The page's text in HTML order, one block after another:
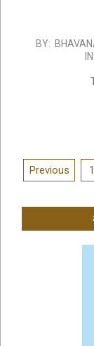
2019-
BY:
IN:
Posts
Previous 1